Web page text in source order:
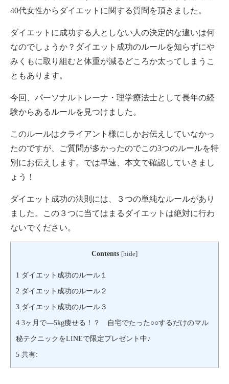
40代女性からダイエットに関する質問を頂きました。
ダイエットに成功する人としない人の決定的な違いは何
なのでしょうか？ダイエット成功のルールを知らずにや
みくもに取り組むと体重が減るどころか太ってしまうこ
ともあります。
今回、パーソナルトレーナ・理学療法士として長年の経
験からあるルールを見つけました。
このルールはクライアント様にしかお伝えしていなかっ
たのですが、ご質問が多かったのでこの3つのルールを特
別にお伝えします。では早速、本文で確認していきまし
ょう！
ダイエット成功の法則には、３つの単純なルールがあり
ました。この３つに当てはまるダイエットは絶対に行わ
ないでください。
Contents [hide]
1 ダイエット成功のルール１
2 ダイエット成功のルール２
3 ダイエット成功のルール３
4 3ヶ月で―5kg痩せる！？ 自宅でたった○○するだけのマル
秘テクニックをLINEで限定プレゼント中♪
5 共有: